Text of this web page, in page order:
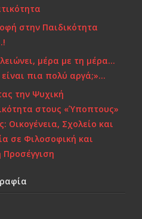
στην Παιδικότητα
μέρα με τη μέρα…
πια πολύ αργά;»…
την Ψυχική
στους «Ύποπτους»
Οικογένεια, Σχολείο και
σε Φιλοσοφική και
Προσέγγιση